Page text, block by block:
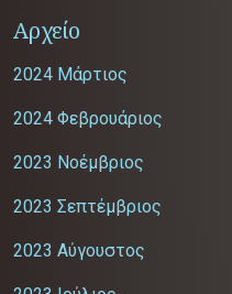
Αρχείο
2024 Μάρτιος
2024 Φεβρουάριος
2023 Νοέμβριος
2023 Σεπτέμβριος
2023 Αύγουστος